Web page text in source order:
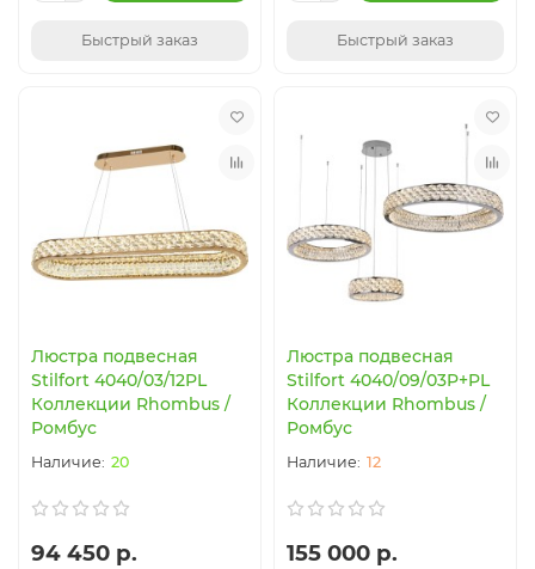
Быстрый заказ Быстрый заказ
Люстра подвесная
Stilfort 4040/03/12PL
Коллекции Rhombus /
Ромбус
20
94 450 р.
Люстра подвесная
Stilfort 4040/09/03P+PL
Коллекции Rhombus /
Ромбус
12
155 000 р.